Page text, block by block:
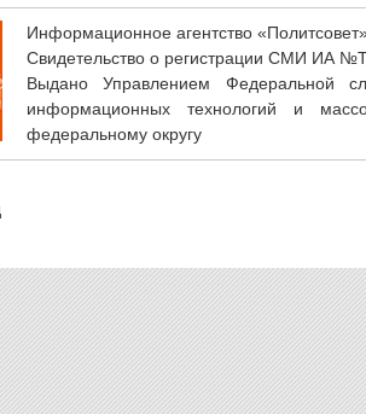
Информационное агентство
Свидетельство о регистрации СМИ ИА
Выдано Управлением Федеральной
информационных технологий и
федеральному округу